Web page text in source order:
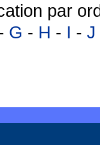
par
G - H - I - J